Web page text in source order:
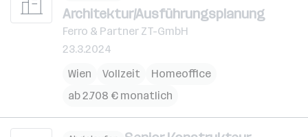
Architektur/Ausführungsplanung
Ferro & Partner ZT-GmbH
23.3.2024
Wien
Vollzeit
Homeoffice
ab 2.708 € monatlich